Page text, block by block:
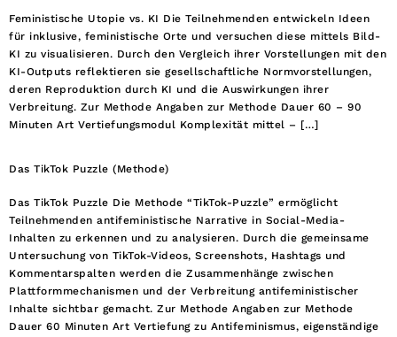
Feministische Utopie vs. KI Die Teilnehmenden entwickeln Ideen
für inklusive, feministische Orte und versuchen diese mittels Bild-
KI zu visualisieren. Durch den Vergleich ihrer Vorstellungen mit den
KI-Outputs reflektieren sie gesellschaftliche Normvorstellungen,
deren Reproduktion durch KI und die Auswirkungen ihrer
Verbreitung. Zur Methode Angaben zur Methode Dauer 60 – 90
Minuten Art Vertiefungsmodul Komplexität mittel – […]
Das TikTok Puzzle (Methode)
Das TikTok Puzzle Die Methode “TikTok-Puzzle” ermöglicht
Teilnehmenden antifeministische Narrative in Social-Media-
Inhalten zu erkennen und zu analysieren. Durch die gemeinsame
Untersuchung von TikTok-Videos, Screenshots, Hashtags und
Kommentarspalten werden die Zusammenhänge zwischen
Plattformmechanismen und der Verbreitung antifeministischer
Inhalte sichtbar gemacht. Zur Methode Angaben zur Methode
Dauer 60 Minuten Art Vertiefung zu Antifeminismus, eigenständige